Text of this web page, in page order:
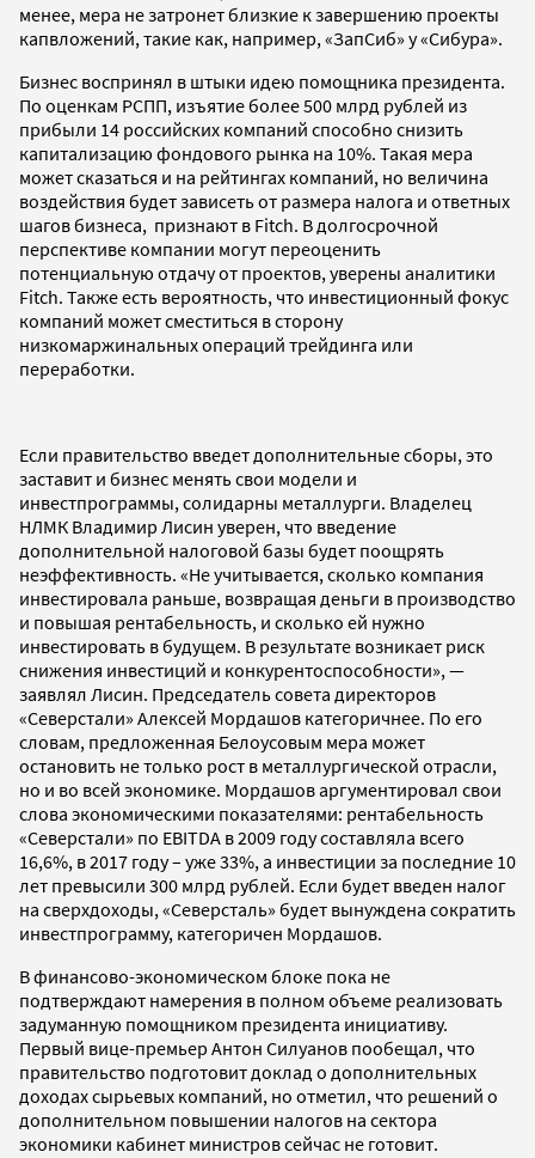
менее, мера не затронет близкие к завершению проекты
капвложений, такие как, например, «ЗапСиб» у «Сибура».
Бизнес воспринял в штыки идею помощника президента.
По оценкам РСПП, изъятие более 500 млрд рублей из
прибыли 14 российских компаний способно снизить
капитализацию фондового рынка на 10%. Такая мера
может сказаться и на рейтингах компаний, но величина
воздействия будет зависеть от размера налога и ответных
шагов бизнеса, признают в Fitch. В долгосрочной
перспективе компании могут переоценить
потенциальную отдачу от проектов, уверены аналитики
Fitch. Также есть вероятность, что инвестиционный фокус
компаний может сместиться в сторону
низкомаржинальных операций трейдинга или
переработки.
Если правительство введет дополнительные сборы, это
заставит и бизнес менять свои модели и
инвестпрограммы, солидарны металлурги. Владелец
НЛМК Владимир Лисин уверен, что введение
дополнительной налоговой базы будет поощрять
неэффективность. «Не учитывается, сколько компания
инвестировала раньше, возвращая деньги в производство
и повышая рентабельность, и сколько ей нужно
инвестировать в будущем. В результате возникает риск
снижения инвестиций и конкурентоспособности», —
заявлял Лисин. Председатель совета директоров
«Северстали» Алексей Мордашов категоричнее. По его
словам, предложенная Белоусовым мера может
остановить не только рост в металлургической отрасли,
но и во всей экономике. Мордашов аргументировал свои
слова экономическими показателями: рентабельность
«Северстали» по EBITDA в 2009 году составляла всего
16,6%, в 2017 году – уже 33%, а инвестиции за последние 10
лет превысили 300 млрд рублей. Если будет введен налог
на сверхдоходы, «Северсталь» будет вынуждена сократить
инвестпрограмму, категоричен Мордашов.
В финансово-экономическом блоке пока не
подтверждают намерения в полном объеме реализовать
задуманную помощником президента инициативу.
Первый вице-премьер Антон Силуанов пообещал, что
правительство подготовит доклад о дополнительных
доходах сырьевых компаний, но отметил, что решений о
дополнительном повышении налогов на сектора
экономики кабинет министров сейчас не готовит.